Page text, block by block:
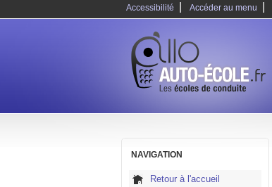
Accessibilité Accéder au menu
NAVIGATION
Retour à l'accueil